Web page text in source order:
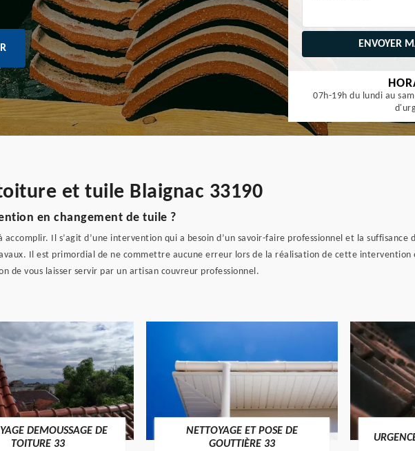
07h-19h du lundi au
et tuile Blaignac 33190
en changement de tuile ?
Il s’agit d’une intervention qui a besoin d’un savoir-faire professionnel et la suffisance
Il est primordial de ne commettre aucune erreur lors de la réalisation de cette intervention
de vous laisser servir par un artisan couvreur professionnel.
DEMOUSSAGE DE
TOITURE 33
NETTOYAGE ET POSE DE
GOUTTIÈRE 33